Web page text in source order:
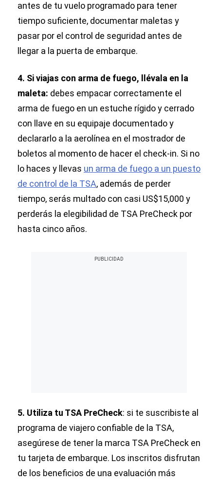
antes de tu vuelo programado para tener
tiempo suficiente, documentar maletas y
pasar por el control de seguridad antes de
llegar a la puerta de embarque.
4. Si viajas con arma de fuego, llévala en la
maleta: debes empacar correctamente el
arma de fuego en un estuche rígido y cerrado
con llave en su equipaje documentado y
declararlo a la aerolínea en el mostrador de
boletos al momento de hacer el check-in. Si no
lo haces y llevas un arma de fuego a un puesto
de control de la TSA, además de perder
tiempo, serás multado con casi US$15,000 y
perderás la elegibilidad de TSA PreCheck por
hasta cinco años.
5. Utiliza tu TSA PreCheck: si te suscribiste al
programa de viajero confiable de la TSA,
asegúrese de tener la marca TSA PreCheck en
tu tarjeta de embarque. Los inscritos disfrutan
de los beneficios de una evaluación más